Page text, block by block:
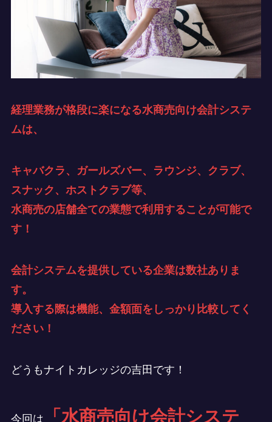
経理業務が格段に楽になる水商売向け会計システ
ムは、
キャバクラ、ガールズバー、ラウンジ、クラブ、
スナック、ホストクラブ等、
水商売の店舗全ての業態で利用することが可能で
す！
会計システムを提供している企業は数社ありま
す。
導入する際は機能、金額面をしっかり比較してく
ださい！
どうもナイトカレッジの吉田です！
今回は 「水商売向け会計システ